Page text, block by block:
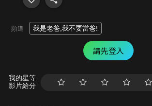
頻道 我是老爸,我不要當爸!
請先登入
我的星等
影片給分